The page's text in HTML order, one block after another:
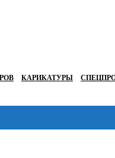
КАРИКАТУРЫ